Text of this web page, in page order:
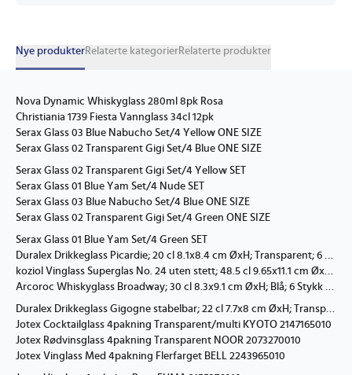
Nye produkterRelaterte kategorierRelaterte produkter
Nova Dynamic Whiskyglass 280ml 8pk Rosa
Christiania 1739 Fiesta Vannglass 34cl 12pk
Serax Glass 03 Blue Nabucho Set/4 Yellow ONE SIZE
Serax Glass 02 Transparent Gigi Set/4 Blue ONE SIZE
Serax Glass 02 Transparent Gigi Set/4 Yellow SET
Serax Glass 01 Blue Yam Set/4 Nude SET
Serax Glass 03 Blue Nabucho Set/4 Blue ONE SIZE
Serax Glass 02 Transparent Gigi Set/4 Green ONE SIZE
Serax Glass 01 Blue Yam Set/4 Green SET
Jotex Cocktailglass 4pakning Transparent/multi KYOTO 2147165010
Jotex Rødvinsglass 4pakning Transparent NOOR 2073270010
Jotex Vinglass Med 4pakning Flerfarget BELL 2243965010